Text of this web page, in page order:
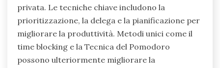
privata. Le tecniche chiave includono la
prioritizzazione, la delega e la pianificazione per
migliorare la produttività. Metodi unici come il
time blocking e la Tecnica del Pomodoro
possono ulteriormente migliorare la